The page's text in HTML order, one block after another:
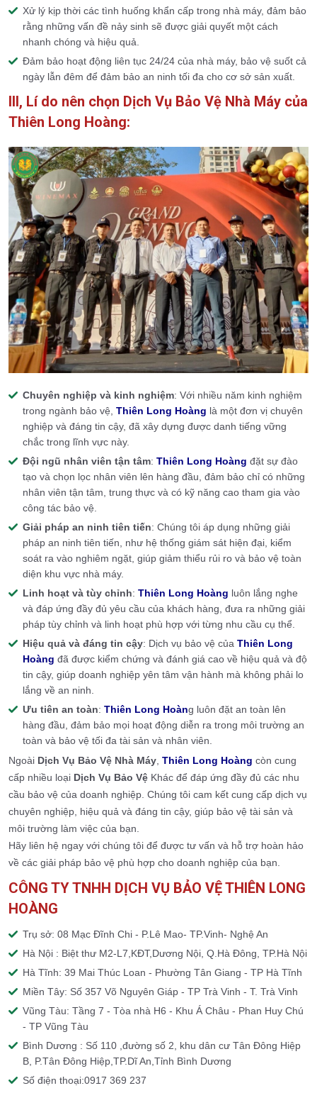
Xử lý kịp thời các tình huống khẩn cấp trong nhà máy, đảm bảo
rằng những vấn đề nảy sinh sẽ được giải quyết một cách
nhanh chóng và hiệu quả.
Đảm bảo hoạt động liên tục 24/24 của nhà máy, bảo vệ suốt cả
ngày lẫn đêm để đảm bảo an ninh tối đa cho cơ sở sản xuất.
III, Lí do nên chọn Dịch Vụ Bảo Vệ Nhà Máy của
Thiên Long Hoàng:
Chuyên nghiệp và kinh nghiệm: Với nhiều năm kinh nghiệm
trong ngành bảo vệ, Thiên Long Hoàng là một đơn vị chuyên
nghiệp và đáng tin cậy, đã xây dựng được danh tiếng vững
chắc trong lĩnh vực này.
Đội ngũ nhân viên tận tâm: Thiên Long Hoàng đặt sự đào
tạo và chọn lọc nhân viên lên hàng đầu, đảm bảo chỉ có những
nhân viên tận tâm, trung thực và có kỹ năng cao tham gia vào
công tác bảo vệ.
Giải pháp an ninh tiên tiến: Chúng tôi áp dụng những giải
pháp an ninh tiên tiến, như hệ thống giám sát hiện đại, kiểm
soát ra vào nghiêm ngặt, giúp giảm thiểu rủi ro và bảo vệ toàn
diện khu vực nhà máy.
Linh hoạt và tùy chỉnh: Thiên Long Hoàng luôn lắng nghe
và đáp ứng đầy đủ yêu cầu của khách hàng, đưa ra những giải
pháp tùy chỉnh và linh hoạt phù hợp với từng nhu cầu cụ thể.
Hiệu quả và đáng tin cậy: Dịch vụ bảo vệ của Thiên Long
Hoàng đã được kiểm chứng và đánh giá cao về hiệu quả và độ
tin cậy, giúp doanh nghiệp yên tâm vận hành mà không phải lo
lắng về an ninh.
Ưu tiên an toàn: Thiên Long Hoàng luôn đặt an toàn lên
hàng đầu, đảm bảo mọi hoạt động diễn ra trong môi trường an
toàn và bảo vệ tối đa tài sản và nhân viên.
Ngoài Dịch Vụ Bảo Vệ Nhà Máy Thiên Long Hoàng còn cung
cấp nhiều loại Dịch Vụ Bảo Vệ Khác để đáp ứng đầy đủ các nhu
cầu bảo vệ của doanh nghiệp. Chúng tôi cam kết cung cấp dịch vụ
chuyên nghiệp, hiệu quả và đáng tin cậy, giúp bảo vệ tài sản và
môi trường làm việc của bạn.
Hãy liên hệ ngay với chúng tôi để được tư vấn và hỗ trợ hoàn hảo
về các giải pháp bảo vệ phù hợp cho doanh nghiệp của bạn.
CÔNG TY TNHH DỊCH VỤ BẢO VỆ THIÊN LONG
HOÀNG
Trụ sở: 08 Mạc Đĩnh Chi - P.Lê Mao- TP.Vinh- Nghệ An
Hà Nội : Biệt thư M2-L7,KĐT,Dương Nội, Q.Hà Đông, TP.Hà Nội
Hà Tĩnh: 39 Mai Thúc Loan - Phường Tân Giang - TP Hà Tĩnh
Miền Tây: Số 357 Võ Nguyên Giáp - TP Trà Vinh - T. Trà Vinh
Vũng Tàu: Tầng 7 - Tòa nhà H6 - Khu Á Châu - Phan Huy Chú
- TP Vũng Tàu
Bình Dương : Số 110 ,đường số 2, khu dân cư Tân Đông Hiệp
B, P.Tân Đông Hiệp,TP.Dĩ An,Tỉnh Bình Dương
Số điện thoại:0917 369 237